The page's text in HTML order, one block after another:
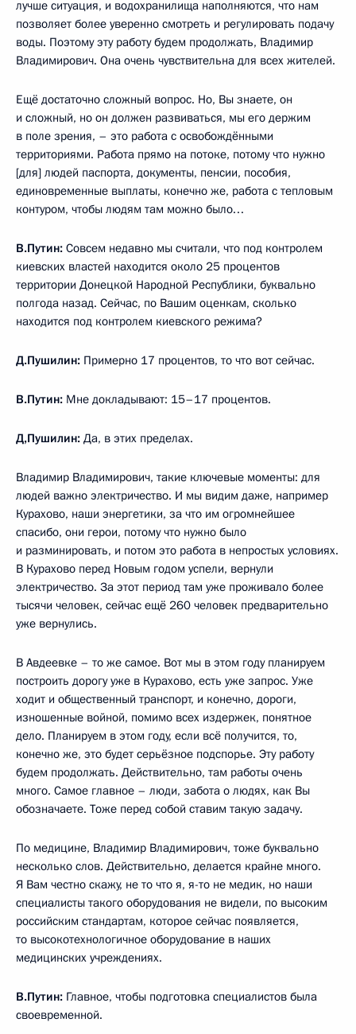
лучше ситуация, и водохранилища наполняются, что нам
позволяет более уверенно смотреть и регулировать подачу
воды. Поэтому эту работу будем продолжать, Владимир
Владимирович. Она очень чувствительна для всех жителей.
Ещё достаточно сложный вопрос. Но, Вы знаете, он
и сложный, но он должен развиваться, мы его держим
в поле зрения, – это работа с освобождёнными
территориями. Работа прямо на потоке, потому что нужно
[для] людей паспорта, документы, пенсии, пособия,
единовременные выплаты, конечно же, работа с тепловым
контуром, чтобы людям там можно было…
В.Путин: Совсем недавно мы считали, что под контролем
киевских властей находится около 25 процентов
территории Донецкой Народной Республики, буквально
полгода назад. Сейчас, по Вашим оценкам, сколько
находится под контролем киевского режима?
Д.Пушилин: Примерно 17 процентов, то что вот сейчас.
В.Путин: Мне докладывают: 15–17 процентов.
Д,Пушилин: Да, в этих пределах.
Владимир Владимирович, такие ключевые моменты: для
людей важно электричество. И мы видим даже, например
Курахово, наши энергетики, за что им огромнейшее
спасибо, они герои, потому что нужно было
и разминировать, и потом это работа в непростых условиях.
В Курахово перед Новым годом успели, вернули
электричество. За этот период там уже проживало более
тысячи человек, сейчас ещё 260 человек предварительно
уже вернулись.
В Авдеевке – то же самое. Вот мы в этом году планируем
построить дорогу уже в Курахово, есть уже запрос. Уже
ходит и общественный транспорт, и конечно, дороги,
изношенные войной, помимо всех издержек, понятное
дело. Планируем в этом году, если всё получится, то,
конечно же, это будет серьёзное подспорье. Эту работу
будем продолжать. Действительно, там работы очень
много. Самое главное – люди, забота о людях, как Вы
обозначаете. Тоже перед собой ставим такую задачу.
По медицине, Владимир Владимирович, тоже буквально
несколько слов. Действительно, делается крайне много.
Я Вам честно скажу, не то что я, я-то не медик, но наши
специалисты такого оборудования не видели, по высоким
российским стандартам, которое сейчас появляется,
то высокотехнологичное оборудование в наших
медицинских учреждениях.
В.Путин: Главное, чтобы подготовка специалистов была
своевременной.